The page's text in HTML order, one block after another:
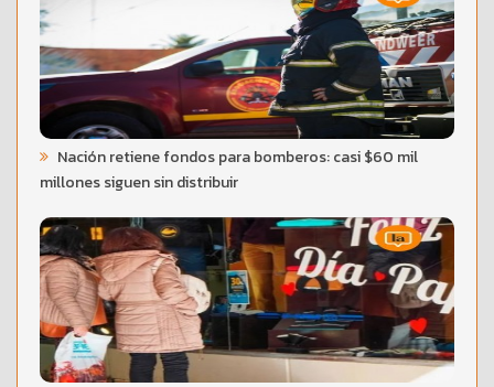
Nación retiene fondos para bomberos: casi $60 mil
millones siguen sin distribuir